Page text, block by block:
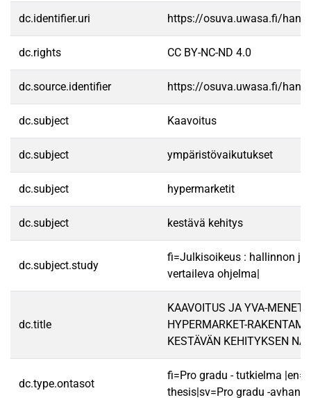
dc.identifier.uri https://osuva.uwasa.fi/
dc.rights CC BY-NC-ND 4.0
dc.source.identifier https://osuva.uwasa.fi/
dc.subject Kaavoitus
dc.subject ympäristövaikutukset
dc.subject hypermarketit
dc.subject kestävä kehitys
dc.subject.study
fi=Julkisoikeus : hallinnon
vertaileva ohjelma|
dc.title
KAAVOITUS JA YVA-
HYPERMARKET-
KESTÄVÄN KEHITYKSEN
dc.type.ontasot
fi=Pro gradu - tutkielma
thesis|sv=Pro gradu -